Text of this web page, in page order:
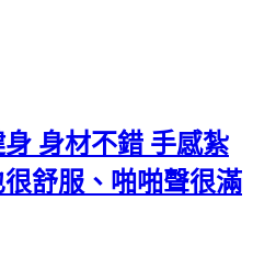
身材不錯 手感紮
舒服、啪啪聲很滿